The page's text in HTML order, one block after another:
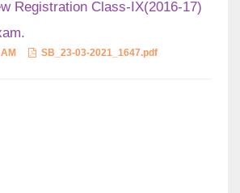
Registration Class-IX(2016-17)
AM SB_23-03-2021_1647.pdf